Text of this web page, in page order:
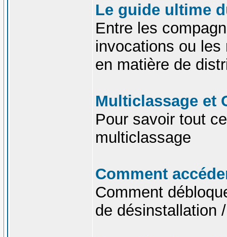
Le guide ultime
Entre les
invocations ou
en matière de
Multiclassage et
Pour savoir tout
multiclassage
Comment
Comment
de désinstallation